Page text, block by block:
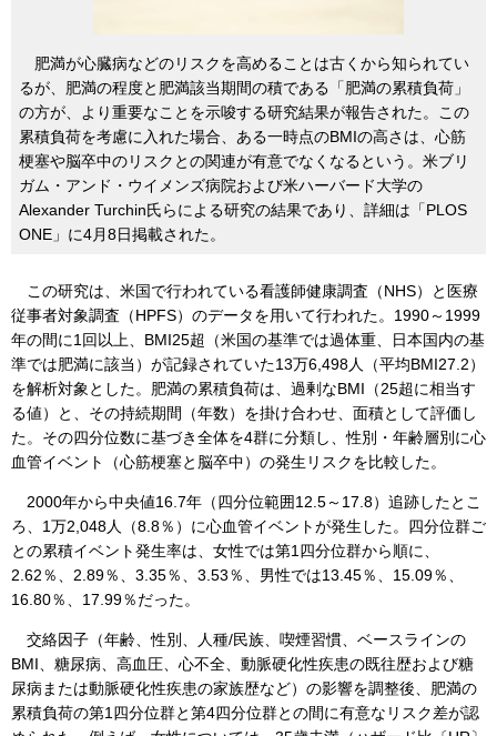
肥満が心臓病などのリスクを高めることは古くから知られてい
るが、肥満の程度と肥満該当期間の積である「肥満の累積負荷」
の方が、より重要なことを示唆する研究結果が報告された。この
累積負荷を考慮に入れた場合、ある一時点のBMIの高さは、心筋
梗塞や脳卒中のリスクとの関連が有意でなくなるという。米ブリ
ガム・アンド・ウイメンズ病院および米ハーバード大学の
Alexander Turchin氏らによる研究の結果であり、詳細は「PLOS
ONE」に4月8日掲載された。
この研究は、米国で行われている看護師健康調査（NHS）と医療
従事者対象調査（HPFS）のデータを用いて行われた。1990～1999
年の間に1回以上、BMI25超（米国の基準では過体重、日本国内の基
準では肥満に該当）が記録されていた13万6,498人（平均BMI27.2）
を解析対象とした。肥満の累積負荷は、過剰なBMI（25超に相当す
る値）と、その持続期間（年数）を掛け合わせ、面積として評価し
た。その四分位数に基づき全体を4群に分類し、性別・年齢層別に心
血管イベント（心筋梗塞と脳卒中）の発生リスクを比較した。
2000年から中央値16.7年（四分位範囲12.5～17.8）追跡したとこ
ろ、1万2,048人（8.8％）に心血管イベントが発生した。四分位群ご
との累積イベント発生率は、女性では第1四分位群から順に、
2.62％、2.89％、3.35％、3.53％、男性では13.45％、15.09％、
16.80％、17.99％だった。
交絡因子（年齢、性別、人種/民族、喫煙習慣、ベースラインの
BMI、糖尿病、高血圧、心不全、動脈硬化性疾患の既往歴および糖
尿病または動脈硬化性疾患の家族歴など）の影響を調整後、肥満の
累積負荷の第1四分位群と第4四分位群との間に有意なリスク差が認